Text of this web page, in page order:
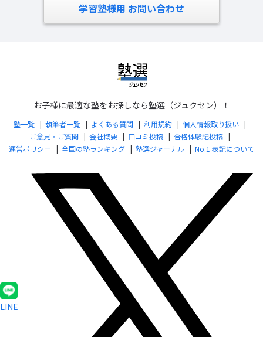
学習塾様用 お問い合わせ
お子様に最適な塾をお探しなら塾選（ジュクセン）！
塾一覧 執筆者一覧 よくある質問 利用規約
個人情報取り扱い
ご意見・ご質問
会社概要 口コミ投稿
合格体験記投稿
運営ポリシー
全国の塾ランキング 塾選ジャーナル No.1 表記について
LINE